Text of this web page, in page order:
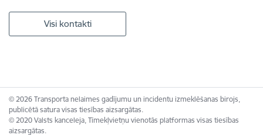
Visi kontakti
© 2026 Transporta nelaimes gadījumu un incidentu izmeklēšanas birojs,
publicētā satura visas tiesības aizsargātas.
© 2020 Valsts kanceleja, Tīmekļvietņu vienotās platformas visas tiesības
aizsargātas.